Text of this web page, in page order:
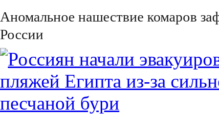
Аномальное нашествие комаров
России